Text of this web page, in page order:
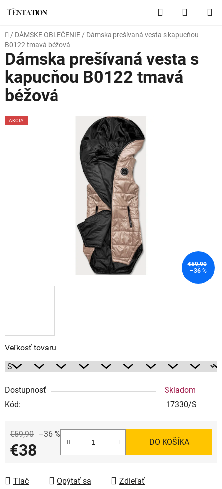
obsah
Hľadať
KOŠÍK
Domov
/ DÁMSKE OBLEČENIE / Dámska prešívaná vesta s kapucňou
B0122 tmavá béžová
Veľkosť tovaru
Dostupnosť
Skladom
Kód:
17330/S
€59,90 –36 %
€38 DO KOŠÍKA
Tlač Opýtať sa Zdieľať
Dámska prešívaná vesta s
kapucňou B0122 tmavá
béžová
AKCIA
€59,90
–36 %